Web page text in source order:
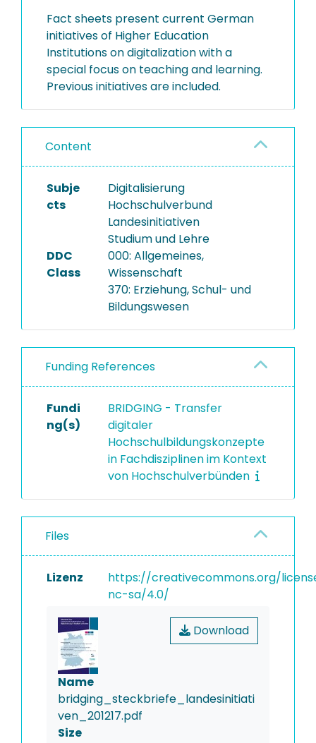
Fact sheets present current German
initiatives of Higher Education
Institutions on digitalization with a
special focus on teaching and learning.
Previous initiatives are included.
Content
Subje
cts
Digitalisierung
Hochschulverbund
Landesinitiativen
Studium und Lehre
DDC
Class
000: Allgemeines,
Wissenschaft
370: Erziehung, Schul- und
Bildungswesen
Funding References
Fundi
ng(s)
BRIDGING - Transfer
digitaler
Hochschulbildungskonzepte
in Fachdisziplinen im Kontext
von Hochschulverbünden
Files
Lizenz
https://creativecommons.org/
nc-sa/4.0/
Download
Name
bridging_steckbriefe_landesinitiati
ven_201217.pdf
Size